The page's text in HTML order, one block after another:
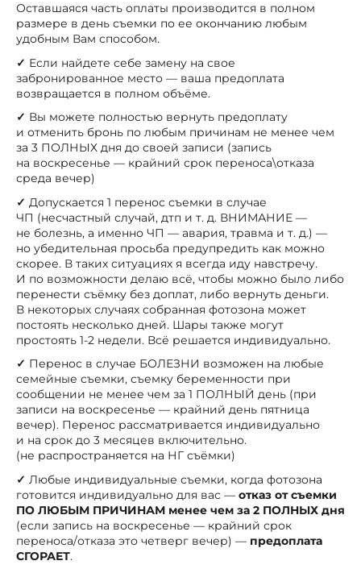
Оставшаяся часть оплаты производится в полном
размере в день съемки по ее окончанию любым
удобным Вам способом.
✓ Если найдете себе замену на свое
забронированное место — ваша предоплата
возвращается в полном объёме.
✓ Вы можете полностью вернуть предоплату
и отменить бронь по любым причинам не менее чем
за 3 ПОЛНЫХ дня до своей записи (запись
на воскресенье — крайний срок переноса\отказа
среда вечер)
✓ Допускается 1 перенос съемки в случае
ЧП (несчастный случай, дтп и т. д. ВНИМАНИЕ —
не болезнь, а именно ЧП — авария, травма и т. д.) —
но убедительная просьба предупредить как можно
скорее. В таких ситуациях я всегда иду навстречу.
И по возможности делаю всё, чтобы можно было либо
перенести съёмку без доплат, либо вернуть деньги.
В некоторых случаях собранная фотозона может
постоять несколько дней. Шары также могут
простоять 1-2 недели. Всё решается индивидуально.
✓ Перенос в случае БОЛЕЗНИ возможен на любые
семейные съемки, съемку беременности при
сообщении не менее чем за 1 ПОЛНЫЙ день (при
записи на воскресенье — крайний день пятница
вечер). Перенос рассматривается индивидуально
и на срок до 3 месяцев включительно.
(не распространяется на НГ съёмки)
✓ Любые индивидуальные съемки, когда фотозона
готовится индивидуально для вас — отказ от съемки
ПО ЛЮБЫМ ПРИЧИНАМ менее чем за 2 ПОЛНЫХ дня
(если запись на воскресенье — крайний срок
переноса/отказа это четверг вечер) — предоплата
СГОРАЕТ.